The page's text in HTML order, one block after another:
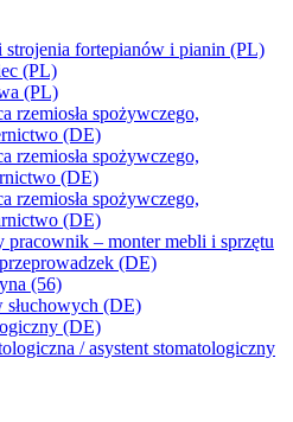
fortepianów i pianin (PL)
(PL)
(PL)
rzemiosła spożywczego,
(DE)
rzemiosła spożywczego,
(DE)
rzemiosła spożywczego,
(DE)
– monter mebli i sprzętu
(DE)
(56)
słuchowych (DE)
(DE)
/ asystent stomatologiczny